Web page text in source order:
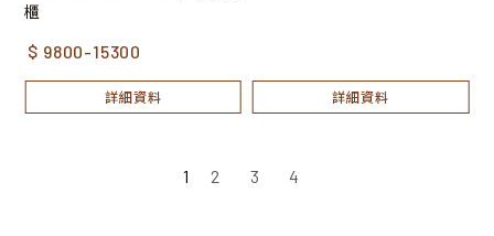
櫃
$ 9800-15300
詳細資料 詳細資料
1 2 3 4